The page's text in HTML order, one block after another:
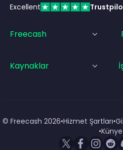
Excellent
Freecash
Kaynaklar
© Freecash 2026•Hizmet Şartları•
•Künye